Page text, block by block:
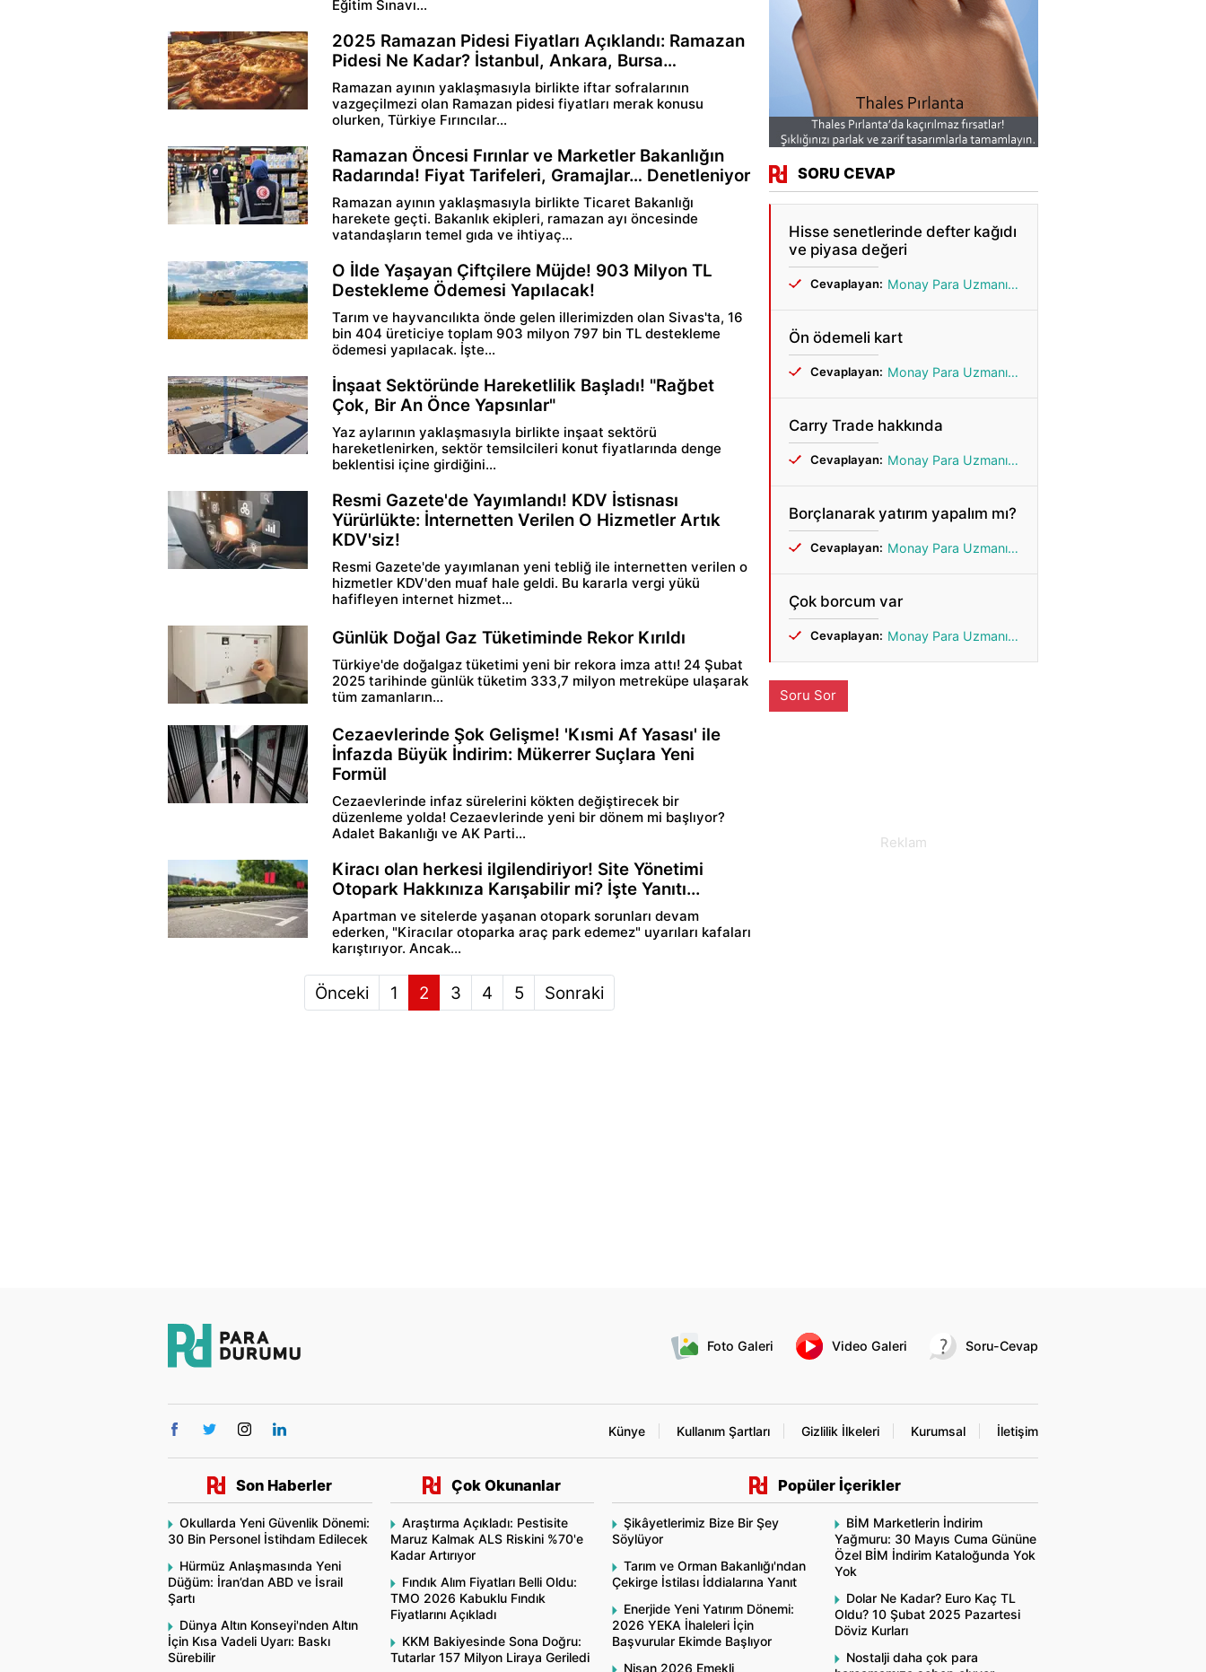
Eğitim Sınavı...
2025 Ramazan Pidesi Fiyatları Açıklandı: Ramazan
Pidesi Ne Kadar? İstanbul, Ankara, Bursa…
Ramazan ayının yaklaşmasıyla birlikte iftar sofralarının
vazgeçilmezi olan Ramazan pidesi fiyatları merak konusu
olurken, Türkiye Fırıncılar...
Ramazan Öncesi Fırınlar ve Marketler Bakanlığın
Radarında! Fiyat Tarifeleri, Gramajlar… Denetleniyor
Ramazan ayının yaklaşmasıyla birlikte Ticaret Bakanlığı
harekete geçti. Bakanlık ekipleri, ramazan ayı öncesinde
vatandaşların temel gıda ve ihtiyaç...
O İlde Yaşayan Çiftçilere Müjde! 903 Milyon TL
Destekleme Ödemesi Yapılacak!
Tarım ve hayvancılıkta önde gelen illerimizden olan Sivas'ta, 16
bin 404 üreticiye toplam 903 milyon 797 bin TL destekleme
ödemesi yapılacak. İşte...
İnşaat Sektöründe Hareketlilik Başladı! "Rağbet
Çok, Bir An Önce Yapsınlar"
Yaz aylarının yaklaşmasıyla birlikte inşaat sektörü
hareketlenirken, sektör temsilcileri konut fiyatlarında denge
beklentisi içine girdiğini...
Resmi Gazete'de Yayımlandı! KDV İstisnası
Yürürlükte: İnternetten Verilen O Hizmetler Artık
KDV'siz!
Resmi Gazete'de yayımlanan yeni tebliğ ile internetten verilen o
hizmetler KDV'den muaf hale geldi. Bu kararla vergi yükü
hafifleyen internet hizmet...
Günlük Doğal Gaz Tüketiminde Rekor Kırıldı
Türkiye'de doğalgaz tüketimi yeni bir rekora imza attı! 24 Şubat
2025 tarihinde günlük tüketim 333,7 milyon metreküpe ulaşarak
tüm zamanların...
Cezaevlerinde Şok Gelişme! 'Kısmi Af Yasası' ile
İnfazda Büyük İndirim: Mükerrer Suçlara Yeni
Formül
Cezaevlerinde infaz sürelerini kökten değiştirecek bir
düzenleme yolda! Cezaevlerinde yeni bir dönem mi başlıyor?
Adalet Bakanlığı ve AK Parti...
Kiracı olan herkesi ilgilendiriyor! Site Yönetimi
Otopark Hakkınıza Karışabilir mi? İşte Yanıtı...
Apartman ve sitelerde yaşanan otopark sorunları devam
ederken, "Kiracılar otoparka araç park edemez" uyarıları kafaları
karıştırıyor. Ancak...
Önceki 1 2 3 4 5 Sonraki
SORU CEVAP
Hisse senetlerinde defter kağıdı
ve piyasa değeri
Cevaplayan: Monay Para Uzmanı Gönül
Ön ödemeli kart
Cevaplayan: Monay Para Uzmanı Gönül
Carry Trade hakkında
Cevaplayan: Monay Para Uzmanı Gönül
Borçlanarak yatırım yapalım mı?
Cevaplayan: Monay Para Uzmanı Gönül
Çok borcum var
Cevaplayan: Monay Para Uzmanı Gönül
Soru Sor
Foto Galeri Video Galeri Soru-Cevap
Künye Kullanım Şartları Gizlilik İlkeleri Kurumsal İletişim
Son Haberler
Okullarda Yeni Güvenlik Dönemi:
30 Bin Personel İstihdam Edilecek
Hürmüz Anlaşmasında Yeni
Düğüm: İran’dan ABD ve İsrail
Şartı
Dünya Altın Konseyi'nden Altın
İçin Kısa Vadeli Uyarı: Baskı
Sürebilir
Çok Okunanlar
Araştırma Açıkladı: Pestisite
Maruz Kalmak ALS Riskini %70'e
Kadar Artırıyor
Fındık Alım Fiyatları Belli Oldu:
TMO 2026 Kabuklu Fındık
Fiyatlarını Açıkladı
KKM Bakiyesinde Sona Doğru:
Tutarlar 157 Milyon Liraya Geriledi
Popüler İçerikler
Şikâyetlerimiz Bize Bir Şey
Söylüyor
Tarım ve Orman Bakanlığı'ndan
Çekirge İstilası İddialarına Yanıt
Enerjide Yeni Yatırım Dönemi:
2026 YEKA İhaleleri İçin
Başvurular Ekimde Başlıyor
Nisan 2026 Emekli
BİM Marketlerin İndirim
Yağmuru: 30 Mayıs Cuma Gününe
Özel BİM İndirim Kataloğunda Yok
Yok
Dolar Ne Kadar? Euro Kaç TL
Oldu? 10 Şubat 2025 Pazartesi
Döviz Kurları
Nostalji daha çok para